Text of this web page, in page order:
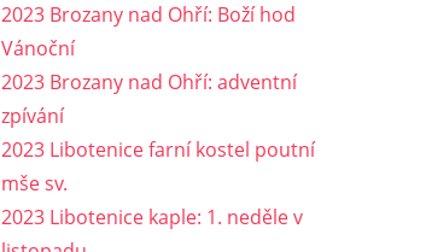
2023 Brozany nad Ohří: Boží hod
Vánoční
2023 Brozany nad Ohří: adventní
zpívání
2023 Libotenice farní kostel poutní
mše sv.
2023 Libotenice kaple: 1. neděle v